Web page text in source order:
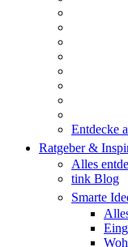
Entdecke
Ratgeber &
Alles
tink Blog
Smarte